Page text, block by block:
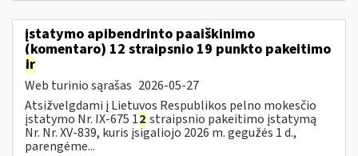
įstatymo apibendrinto paaiškinimo
(komentaro) 12 straipsnio 19 punkto pakeitimo
ir
Web turinio sąrašas 2026-05-27
Atsižvelgdami į Lietuvos Respublikos pelno mokesčio
įstatymo Nr. IX-675 12 straipsnio pakeitimo įstatymą
Nr. Nr. XV-839, kuris įsigaliojo 2026 m. gegužės 1 d.,
parengėme...